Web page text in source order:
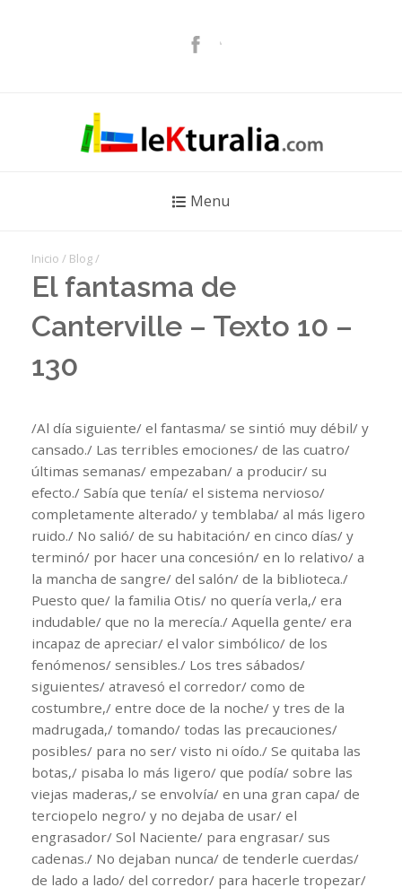
Menu
Inicio / Blog /
El fantasma de
Canterville – Texto 10 –
130
/Al día siguiente/ el fantasma/ se sintió muy débil/ y
cansado./ Las terribles emociones/ de las cuatro/
últimas semanas/ empezaban/ a producir/ su
efecto./ Sabía que tenía/ el sistema nervioso/
completamente alterado/ y temblaba/ al más ligero
ruido./ No salió/ de su habitación/ en cinco días/ y
terminó/ por hacer una concesión/ en lo relativo/ a
la mancha de sangre/ del salón/ de la biblioteca./
Puesto que/ la familia Otis/ no quería verla,/ era
indudable/ que no la merecía./ Aquella gente/ era
incapaz de apreciar/ el valor simbólico/ de los
fenómenos/ sensibles./ Los tres sábados/
siguientes/ atravesó el corredor/ como de
costumbre,/ entre doce de la noche/ y tres de la
madrugada,/ tomando/ todas las precauciones/
posibles/ para no ser/ visto ni oído./ Se quitaba las
botas,/ pisaba lo más ligero/ que podía/ sobre las
viejas maderas,/ se envolvía/ en una gran capa/ de
terciopelo negro/ y no dejaba de usar/ el
engrasador/ Sol Naciente/ para engrasar/ sus
cadenas./ No dejaban nunca/ de tenderle cuerdas/
de lado a lado/ del corredor/ para hacerle tropezar/